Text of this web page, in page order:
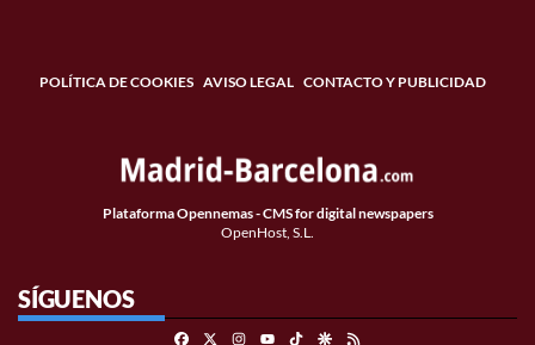
POLÍTICA DE COOKIES AVISO LEGAL CONTACTO Y PUBLICIDAD
Plataforma Opennemas - CMS for digital newspapers
OpenHost, S.L.
SÍGUENOS
FacebookInstagramTikTokGoogle Discover